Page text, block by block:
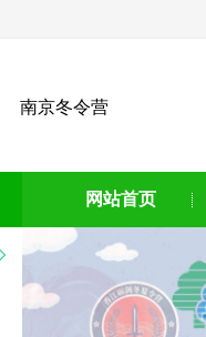
南京冬令营
网站首页